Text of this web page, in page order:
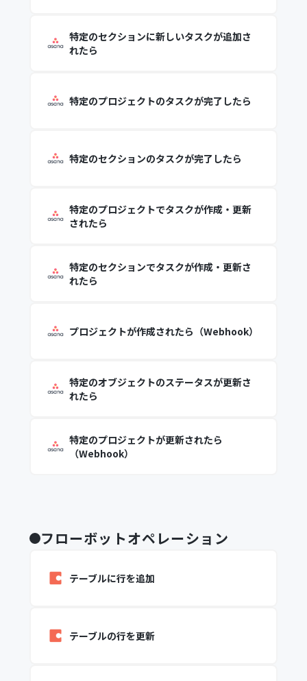
特定のセクションに新しいタスクが追加さ
れたら
特定のプロジェクトのタスクが完了したら
特定のセクションのタスクが完了したら
特定のプロジェクトでタスクが作成・更新
されたら
特定のセクションでタスクが作成・更新さ
れたら
プロジェクトが作成されたら（Webhook）
特定のオブジェクトのステータスが更新さ
れたら
特定のプロジェクトが更新されたら
（Webhook）
フローボットオペレーション
テーブルに行を追加
テーブルの行を更新